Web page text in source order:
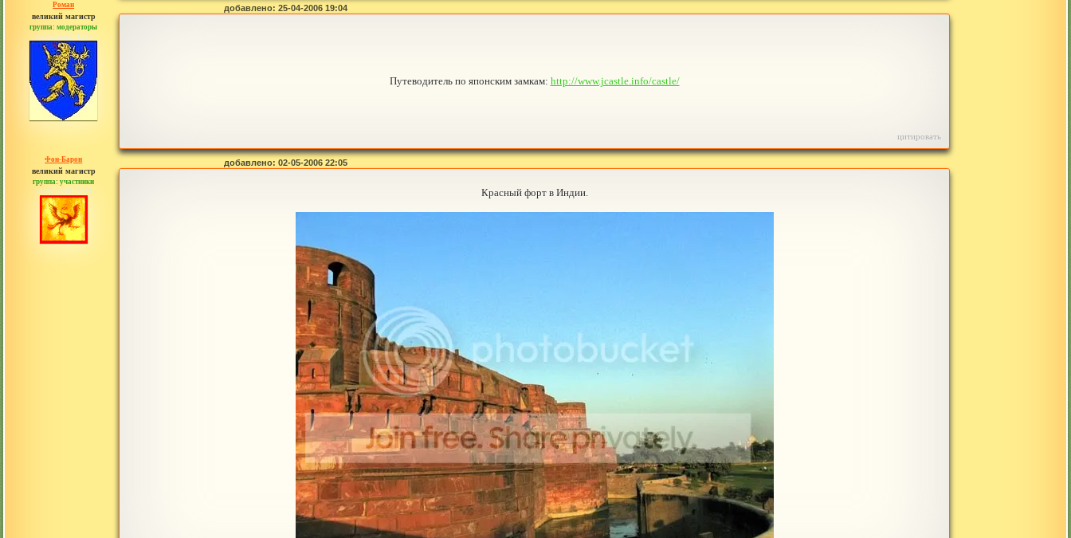
Роман
великий магистр
группа: модераторы
сообщений: 1557
добавлено: 25-04-2006 19:04
Путеводитель по японским замкам: http://www.jcastle.info/castle/
цитировать
Фон-Барон
великий магистр
группа: участники
сообщений: 3391
добавлено: 02-05-2006 22:05
Красный форт в Индии.